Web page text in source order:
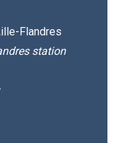
Flandres
station